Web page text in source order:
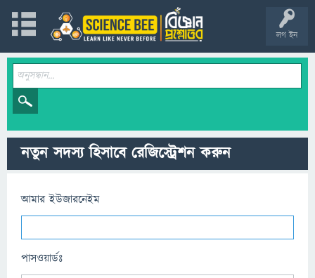
লগ ইন
নতুন সদস্য হিসাবে রেজিস্ট্রেশন করুন
আমার ইউজারনেইম
পাসওয়ার্ডঃ